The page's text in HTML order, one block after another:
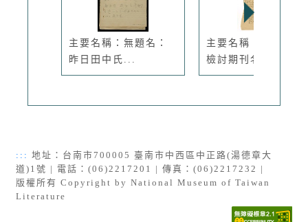
主要名稱：無題名：
昨日田中氏...
主要名稱：行動主義
檢討期刊名...
::: 地址：台南市700005 臺南市中西區中正路(湯德章大
道)1號 | 電話：(06)2217201 | 傳真：(06)2217232 |
版權所有 Copyright by National Museum of Taiwan
Literature